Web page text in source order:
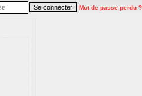
Mot de passe perdu ?